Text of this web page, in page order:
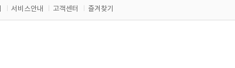
서비스안내 고객센터 즐겨찾기